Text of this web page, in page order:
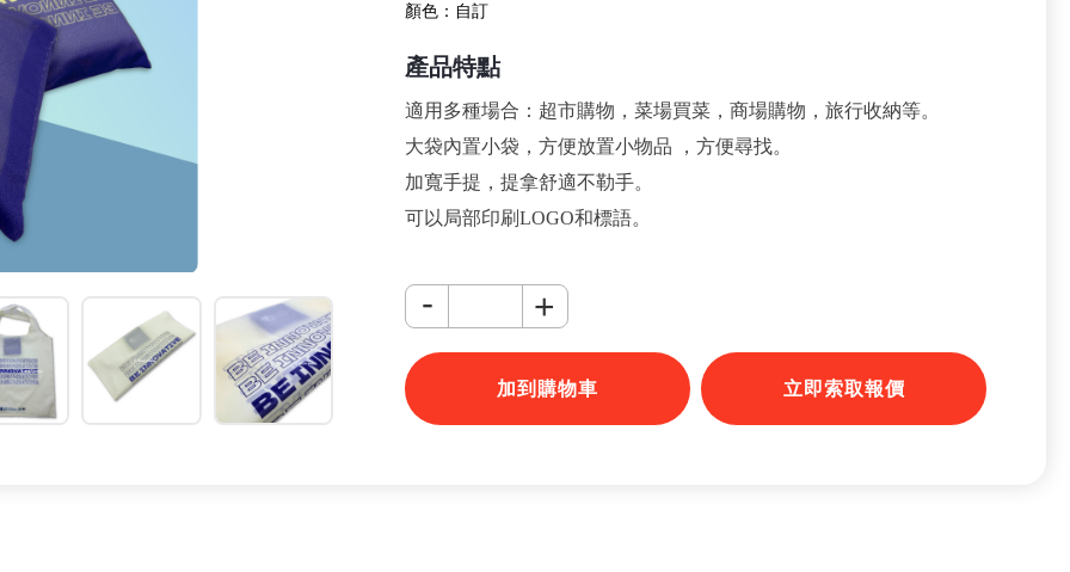
顏色： 自訂
產品特點
適用多種場合：超市購物，菜場買菜，商場購物，旅行收納等。
大袋內置小袋，方便放置小物品 ，方便尋找。
加寬手提，提拿舒適不勒手。
可以局部印刷LOGO和標語。
- +
加到購物車 立即索取報價